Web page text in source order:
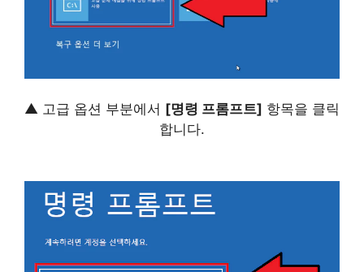
▲ 고급 옵션 부분에서 [명령 프롬프트] 항목을 클릭
합니다.